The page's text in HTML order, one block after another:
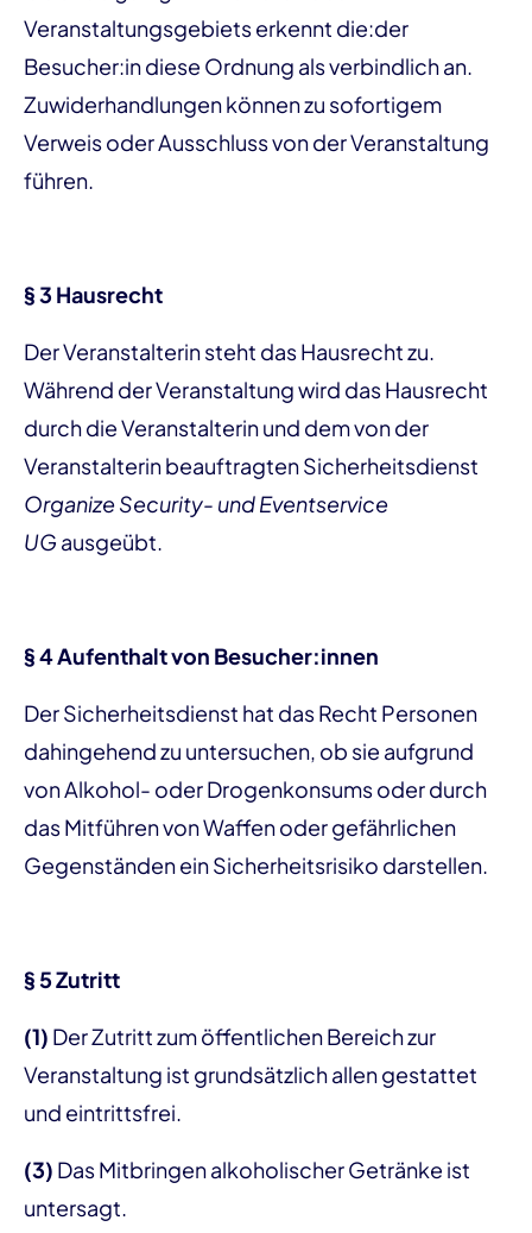
Veranstaltungsgebiets erkennt die:der
Besucher:in diese Ordnung als verbindlich an.
Zuwiderhandlungen können zu sofortigem
Verweis oder Ausschluss von der Veranstaltung
führen.
§ 3 Hausrecht
Der Veranstalterin steht das Hausrecht zu.
Während der Veranstaltung wird das Hausrecht
durch die Veranstalterin und dem von der
Veranstalterin beauftragten Sicherheitsdienst
Organize Security- und Eventservice
UG ausgeübt.
§ 4 Aufenthalt von Besucher:innen
Der Sicherheitsdienst hat das Recht Personen
dahingehend zu untersuchen, ob sie aufgrund
von Alkohol- oder Drogenkonsums oder durch
das Mitführen von Waffen oder gefährlichen
Gegenständen ein Sicherheitsrisiko darstellen.
§ 5 Zutritt
(1) Der Zutritt zum öffentlichen Bereich zur
Veranstaltung ist grundsätzlich allen gestattet
und eintrittsfrei.
(3) Das Mitbringen alkoholischer Getränke ist
untersagt.